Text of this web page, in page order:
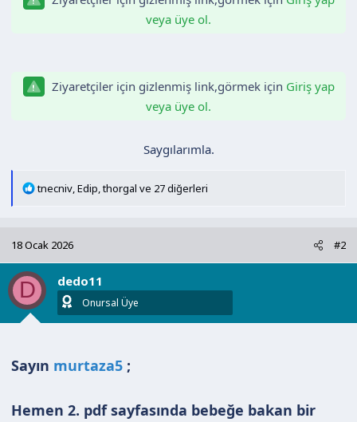
t
r
veya üye ol.
Ziyaretçiler için gizlenmiş link,görmek için Giriş yap
veya üye ol.
Saygılarımla.​
T
i
l
e
r
tnecniv Edip ,thorgal ve 27 diğerleri
18 Ocak 2026 #2
D dedo11
Onursal Üye
Sayın murtaza5 ;
Hemen 2. pdf sayfasında bebeğe bakan bir